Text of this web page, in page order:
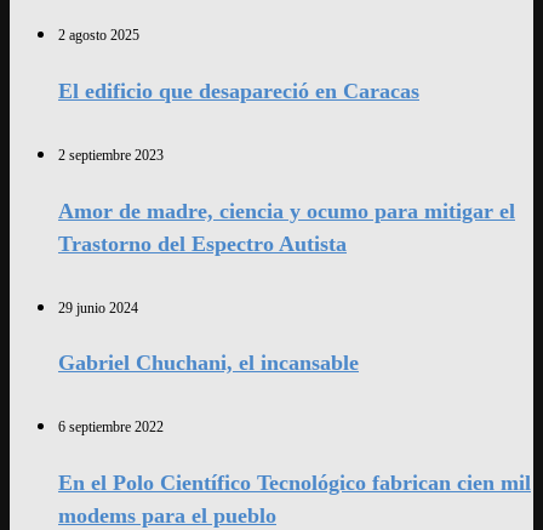
2 agosto 2025
El edificio que desapareció en Caracas
2 septiembre 2023
Amor de madre, ciencia y ocumo para mitigar el
Trastorno del Espectro Autista
29 junio 2024
Gabriel Chuchani, el incansable
6 septiembre 2022
En el Polo Científico Tecnológico fabrican cien mil
modems para el pueblo